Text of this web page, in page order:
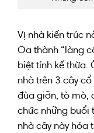
Vị nhà kiến trúc
Oa thành “làng
biệt tính kế thừa.
nhà trên 3 cây cổ
đùa giỡn, tò mò,
chức những buổi
nhà cây này hóa